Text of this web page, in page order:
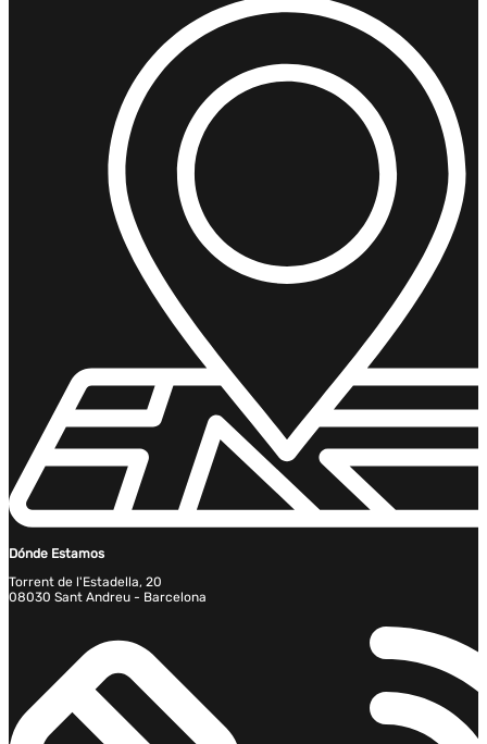
Dónde Estamos
Torrent de l'Estadella, 20
08030 Sant Andreu - Barcelona